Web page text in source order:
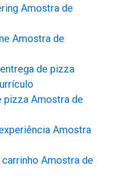
Amostra de
Amostra de
de pizza
pizza Amostra de
Amostra
Amostra de